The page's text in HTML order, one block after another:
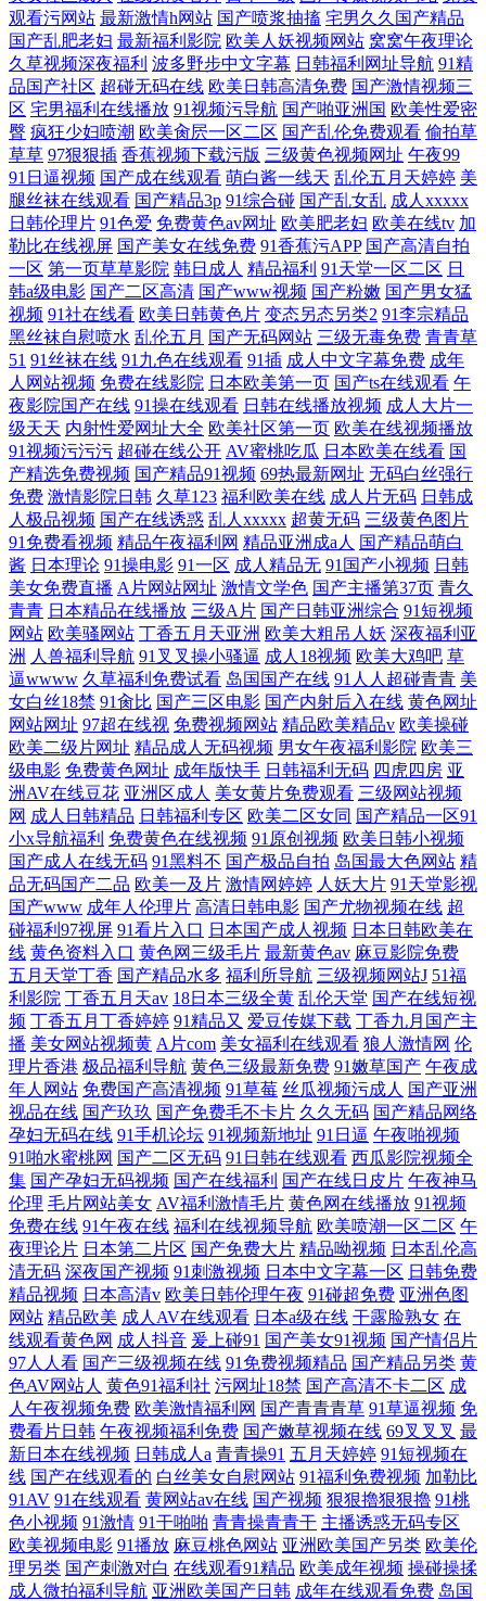
观看污网站 最新激情h网站 国产喷浆抽搐 宅男久久国产精品
国产乱肥老妇 最新福利影院 欧美人妖视频网站 窝窝午夜理论
久草视频深夜福利 波多野步中文字幕 日韩福利网址导航 91精
品国产社区 超碰无码在线 欧美日韩高清免费 国产激情视频三
区 宅男福利在线播放 91视频污导航 国产啪亚洲国 欧美性爱密
臀 疯狂少妇喷潮 欧美肏屄一区二区 国产乱伦免费观看 偷拍草
草草 97狠狠插 香蕉视频下载污版 三级黄色视频网址 午夜99
91日逼视频 国产成在线观看 萌白酱一线天 乱伦五月天婷婷 美
腿丝袜在线观看 国产精品3p 91综合碰 国产乱女乱 成人xxxxx
日韩伦理片 91色爱 免费黄色av网址 欧美肥老妇 欧美在线tv 加
勒比在线视屏 国产美女在线免费 91香蕉污APP 国产高清自拍
一区 第一页草草影院 韩日成人 精品福利 91天堂一区二区 日
韩a级电影 国产二区高清 国产www视频 国产粉嫩 国产男女猛
视频 91社在线看 欧美日韩黄色片 变态另态另类2 91李宗精品
黑丝袜自慰喷水 乱伦五月 国产无码网站 三级无毒免费 青青草
51 91丝袜在线 91九色在线观看 91插 成人中文字幕免费 成年
人网站视频 免费在线影院 日本欧美第一页 国产ts在线观看 午
夜影院国产在线 91操在线观看 日韩在线播放视频 成人大片一
级天天 内射性爱网址大全 欧美社区第一页 欧美在线视频播放
91视频污污污 超碰在线公开 AV蜜桃吃瓜 日本欧美在线看 国
产精选免费视频 国产精品91视频 69热最新网址 无码白丝强行
免费 激情影院日韩 久草123 福利欧美在线 成人片无码 日韩成
人极品视频 国产在线诱惑 乱人xxxxx 超黄无码 三级黄色图片
91免费看视频 精品午夜福利网 精品亚洲成a人 国产精品萌白
酱 日本理论 91操电影 91一区 成人精品无 91国产小视频 日韩
美女免费直播 A片网站网址 激情文学色 国产主播第37页 青久
青青 日本精品在线播放 三级A片 国产日韩亚洲综合 91短视频
网站 欧美骚网站 丁香五月天亚洲 欧美大粗吊人妖 深夜福利亚
洲 人兽福利导航 91叉叉操小骚逼 成人18视频 欧美大鸡吧 草
逼wwww 久草福利免费试看 岛国国产在线 91人人超碰青青 美
女白丝18禁 91肏比 国产三区电影 国产内射后入在线 黄色网址
网站网址 97超在线视 免费视频网站 精品欧美精品v 欧美操碰
欧美二级片网址 精品成人无码视频 男女午夜福利影院 欧美三
级电影 免费黄色网址 成年版快手 日韩福利无码 四虎四房 亚
洲AV在线豆花 亚洲区成人 美女黄片免费观看 三级网站视频
网 成人日韩精品 日韩福利专区 欧美二区女同 国产精品一区91
小x导航福利 免费黄色在线视频 91原创视频 欧美日韩小视频
国产成人在线无码 91黑料不 国产极品自拍 岛国最大色网站 精
品无码国产二品 欧美一及片 激情网婷婷 人妖大片 91天堂影视
国产www 成年人伦理片 高清日韩电影 国产尤物视频在线 超
碰福利97视屏 91看片入口 日本国产成人视频 日本日韩欧美在
线 黄色资料入口 黄色网三级毛片 最新黄色av 麻豆影院免费
五月天堂丁香 国产精品水多 福利所导航 三级视频网站J 51福
利影院 丁香五月天av 18日本三级全黄 乱伦天堂 国产在线短视
频 丁香五月丁香婷婷 91精品又 爱豆传媒下载 丁香九月国产主
播 美女网站视频黄 A片com 美女福利在线观看 狼人激情网 伦
理片香港 极品福利导航 黄色三级最新免费 91嫩草国产 午夜成
年人网站 免费国产高清视频 91草莓 丝瓜视频污成人 国产亚洲
视品在线 国产玖玖 国产免费毛不卡片 久久无码 国产精品网络
孕妇无码在线 91手机论坛 91视频新地址 91日逼 午夜啪视频
91啪水蜜桃网 国产二区无码 91日韩在线观看 西瓜影院视频全
集 国产孕妇无码视频 国产在线福利 国产在线日皮片 午夜神马
伦理 毛片网站美女 AV福利激情毛片 黄色网在线播放 91视频
免费在线 91午夜在线 福利在线视频导航 欧美喷潮一区二区 午
夜理论片 日本第二片区 国产免费大片 精品呦视频 日本乱伦高
清无码 深夜国产视频 91刺激视频 日本中文字幕一区 日韩免费
精品视频 日本高清v 欧美日韩伦理午夜 91碰超免费 亚洲色图
网站 精品欧美 成人AV在线观看 日本a级在线 干露脸熟女 在
线观看黄色网 成人抖音 爰上碰91 国产美女91视频 国产情侣片
97人人看 国产三级视频在线 91免费视频精品 国产精品另类 黄
色AV网站人 黄色91福利社 污网址18禁 国产高清不卡二区 成
人午夜视频免费 欧美激情福利网 国产青青青草 91草逼视频 免
费看片日韩 午夜视频福利免费 国产嫩草视频在线 69叉叉叉 最
新日本在线视频 日韩成人a 青青操91 五月天婷婷 91短视频在
线 国产在线观看的 白丝美女自慰网站 91福利免费视频 加勒比
91AV 91在线观看 黄网站av在线 国产视频 狠狠擼狠狠擼 91桃
色小视频 91激情 91干啪啪 青青操青青干 主播诱惑无码专区
欧美视频电影 91播放 麻豆桃色网站 亚洲欧美国产另类 欧美伦
理另类 国产刺激对白 在线观看91精品 欧美成年视频 操碰操揉
成人微拍福利导航 亚洲欧美国产日韩 成年在线观看免费 岛国